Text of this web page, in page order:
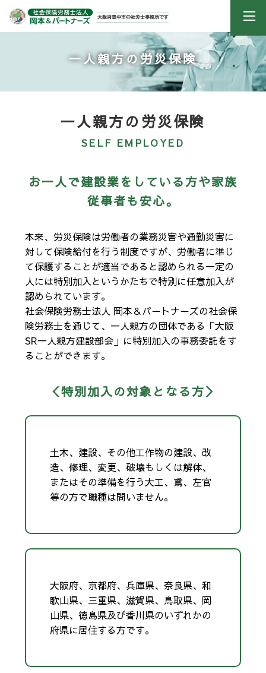
一人親方の労災保険
一人親方の労災保険
SELF EMPLOYED
お一人で建設業をしている方や家族
従事者も安心。
本来、労災保険は労働者の業務災害や通勤災害に
対して保険給付を行う制度ですが、労働者に準じ
て保護することが適当であると認められる一定の
人には特別加入というかたちで特別に任意加入が
認められています。
社会保険労務士法人 岡本＆パートナーズの社会保
険労務士を通じて、一人親方の団体である「大阪
SR一人親方建設部会」に特別加入の事務委託をす
ることができます。
＜特別加入の対象となる方＞
土木、建設、その他工作物の建設、改
造、修理、変更、破壊もしくは解体、
またはその準備を行う大工、鳶、左官
等の方で職種は問いません。
大阪府、京都府、兵庫県、奈良県、和
歌山県、三重県、滋賀県、鳥取県、岡
山県、徳島県及び香川県のいずれかの
府県に居住する方です。